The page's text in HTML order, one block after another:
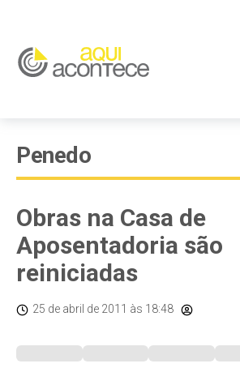
Penedo
Obras na Casa de
Aposentadoria são
reiniciadas
25 de abril de 2011 às 18:48